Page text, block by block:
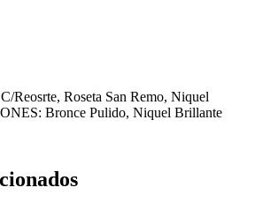
Reosrte, Roseta San Remo, Niquel
Bronce Pulido, Niquel Brillante